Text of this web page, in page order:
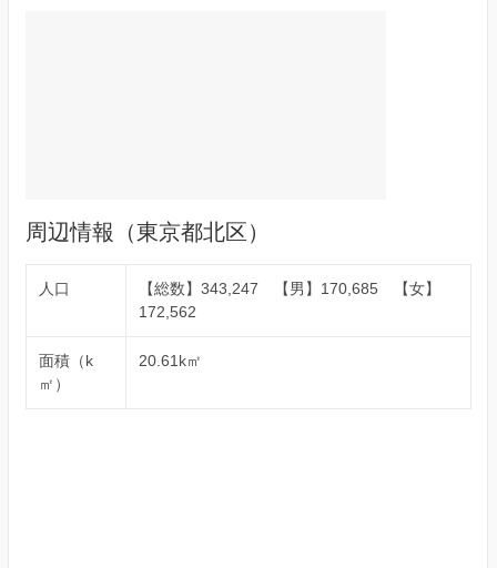
周辺情報（東京都北区）
人口
【総数】343,247 【男】170,685 【女】
172,562
面積（k
㎡）
20.61k㎡